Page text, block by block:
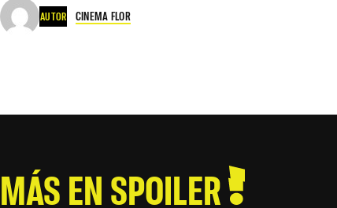
AUTOR CINEMA FLOR
MÁS EN SPOILER